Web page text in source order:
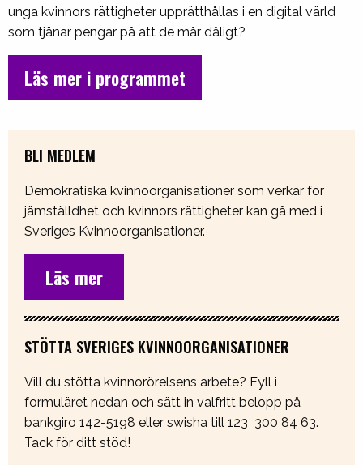
unga kvinnors rättigheter upprätthållas i en digital värld
som tjänar pengar på att de mår dåligt?
Läs mer i programmet
BLI MEDLEM
Demokratiska kvinnoorganisationer som verkar för
jämställdhet och kvinnors rättigheter kan gå med i
Sveriges Kvinnoorganisationer.
Läs mer
STÖTTA SVERIGES KVINNOORGANISATIONER
Vill du stötta kvinnorörelsens arbete? Fyll i
formuläret nedan och sätt in valfritt belopp på
bankgiro 142-5198 eller swisha till 123 300 84 63.
Tack för ditt stöd!